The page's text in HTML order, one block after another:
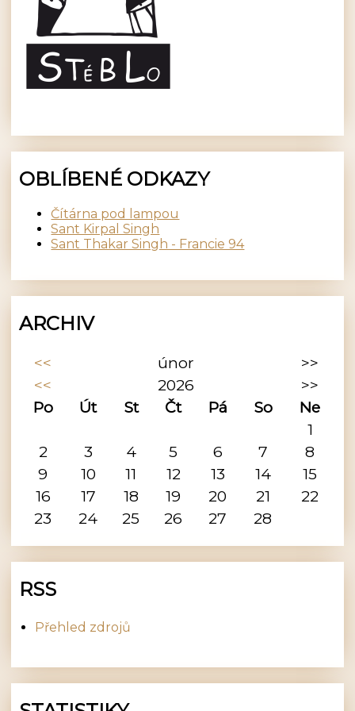
OBLÍBENÉ ODKAZY
Čítárna pod lampou
Sant Kirpal Singh
Sant Thakar Singh - Francie 94
ARCHIV
<< únor
>>
<<
2026
>>
Po
Út St Čt Pá So
Ne
1
2
3 4 5 6 7
8
9
10 11 12 13 14
15
16
17 18 19 20 21
22
23
24 25 26 27 28
RSS
Přehled zdrojů